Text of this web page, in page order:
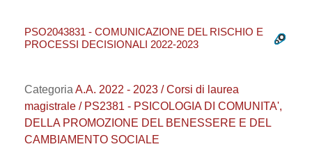
PSO2043831 - COMUNICAZIONE DEL RISCHIO E
PROCESSI DECISIONALI 2022-2023
Categoria A.A. 2022 - 2023 / Corsi di laurea
magistrale / PS2381 - PSICOLOGIA DI COMUNITA',
DELLA PROMOZIONE DEL BENESSERE E DEL
CAMBIAMENTO SOCIALE